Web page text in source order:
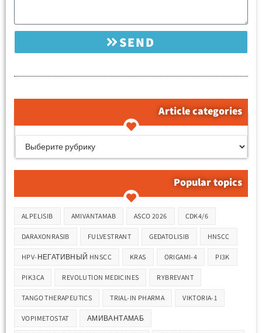
SEND
Article categories
Popular topics
ALPELISIB AMIVANTAMAB ASCO 2026 CDK4/6
DARAXONRASIB FULVESTRANT GEDATOLISIB HNSCC
HPV-НЕГАТИВНЫЙ HNSCC KRAS ORIGAMI-4 PI3K
PIK3CA REVOLUTION MEDICINES RYBREVANT
TANGO THERAPEUTICS TRIAL-IN PHARMA VIKTORIA-1
VOPIMETOSTAT АМИВАНТАМАБ